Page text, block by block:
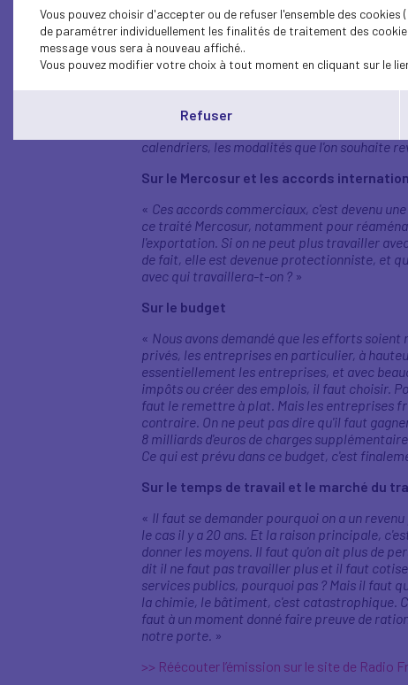
«Pour être compétitif il ne faut pas
un drapeau rouge et c'est pour nos
s'impose à elle-même un certain nombre de
Européenne en ayant voulu bien faire. (…)
émissions de gaz à effet de serre, c'est 3 %
calendriers, les modalités que l'on souhaite
Sur le Mercosur et les accords
« Ces accords commerciaux, c'est devenu
ce traité Mercosur, notamment pour
l'exportation. Si on ne peut plus travailler
de fait, elle est devenue protectionniste, et
avec qui travaillera-t-on ? »
Sur le budget
« Nous avons demandé que les efforts
privés, les entreprises en particulier, à
essentiellement les entreprises, et avec
impôts ou créer des emplois, il faut choisir.
faut le remettre à plat. Mais les entreprises
contraire. On ne peut pas dire qu'il faut
8 milliards d'euros de charges
Ce qui est prévu dans ce budget, c'est
Sur le temps de travail et le marché du
« Il faut se demander pourquoi on a un
le cas il y a 20 ans. Et la raison principale,
donner les moyens. Il faut qu'on ait plus de
dit il ne faut pas travailler plus et il faut
services publics, pourquoi pas ? Mais il faut
la chimie, le bâtiment, c'est catastrophique.
faut à un moment donné faire preuve de
notre porte. »
>> Réécouter l’émission sur le site de Radio
Vous pouvez choisir d'accepter ou de refuser l'ensemble des
de paramétrer individuellement les finalités de traitement des
message vous sera à nouveau affiché..
Vous pouvez modifier votre choix à tout moment en cliquant sur le
Refuser